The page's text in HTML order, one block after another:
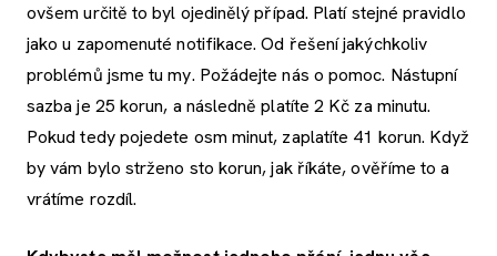
ovšem určitě to byl ojedinělý případ. Platí stejné pravidlo
jako u zapomenuté notifikace. Od řešení jakýchkoliv
problémů jsme tu my. Požádejte nás o pomoc. Nástupní
sazba je 25 korun, a následně platíte 2 Kč za minutu.
Pokud tedy pojedete osm minut, zaplatíte 41 korun. Když
by vám bylo strženo sto korun, jak říkáte, ověříme to a
vrátíme rozdíl.